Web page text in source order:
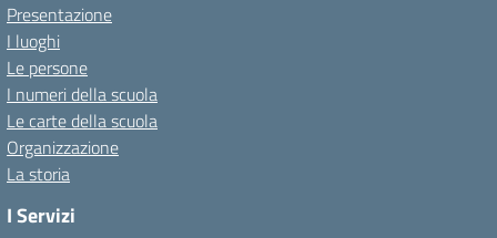
Presentazione
I luoghi
Le persone
I numeri della scuola
Le carte della scuola
Organizzazione
La storia
I Servizi